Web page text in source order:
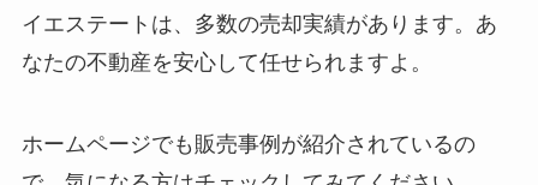
イエステートは、多数の売却実績があります。あ
なたの不動産を安心して任せられますよ。
ホームページでも販売事例が紹介されているの